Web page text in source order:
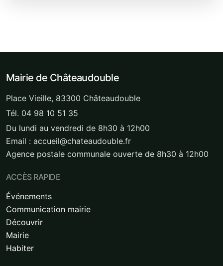
Mairie de Châteaudouble
Place Vieille, 83300 Châteaudouble
Tél. 04 98 10 51 35
Du lundi au vendredi de 8h30 à 12h00
Email : accueil@chateaudouble.fr
Agence postale communale ouverte de 8h30 à 12h00
ACCÈS RAPIDE
Événements
Communication mairie
Découvrir
Mairie
Habiter